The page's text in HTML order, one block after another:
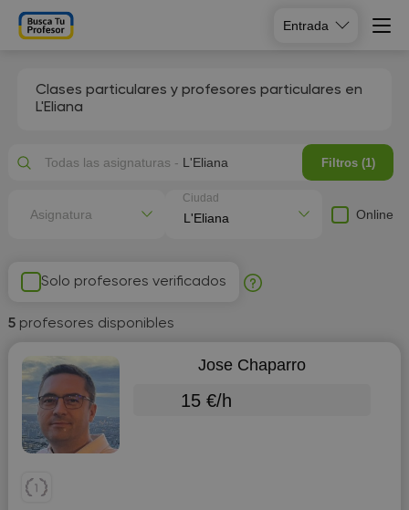
Entrada
Clases particulares y profesores particulares en
L'Eliana
Solo profesores verificados
5 profesores disponibles
Jose Chaparro
15 €/h
Todas las asignaturas - L'Eliana Filtros (1)
Asignatura
Ciudad
Online